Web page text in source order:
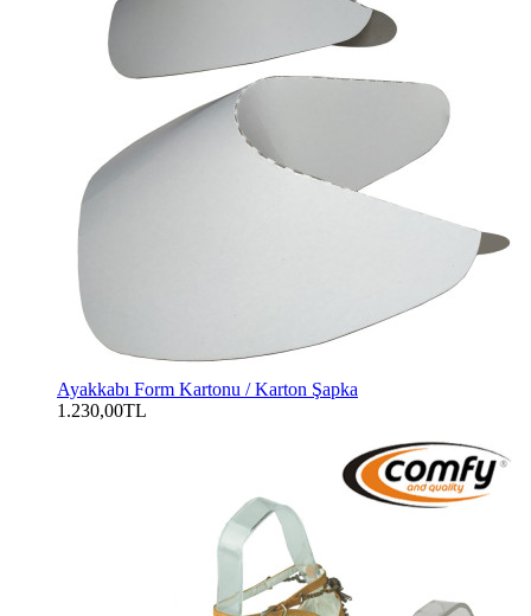
Ayakkabı Form Kartonu / Karton Şapka
1.230,00TL